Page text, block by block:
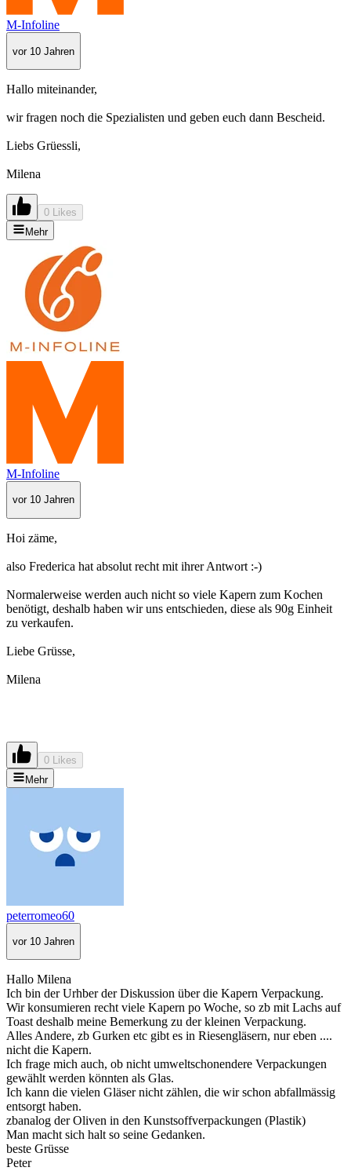
M-Infoline
vor 10 Jahren
Hallo miteinander,
wir fragen noch die Spezialisten und geben euch dann Bescheid.
Liebs Grüessli,
Milena
0 Likes
Mehr
M-Infoline
vor 10 Jahren
Hoi zäme,
also Frederica hat absolut recht mit ihrer Antwort :-)
Normalerweise werden auch nicht so viele Kapern zum Kochen
benötigt, deshalb haben wir uns entschieden, diese als 90g Einheit
zu verkaufen.
Liebe Grüsse,
Milena
0 Likes
Mehr
peterromeo60
vor 10 Jahren
Hallo Milena
Ich bin der Urhber der Diskussion über die Kapern Verpackung.
Wir konsumieren recht viele Kapern po Woche, so zb mit Lachs auf
Toast deshalb meine Bemerkung zu der kleinen Verpackung.
Alles Andere, zb Gurken etc gibt es in Riesengläsern, nur eben ....
nicht die Kapern.
Ich frage mich auch, ob nicht umweltschonendere Verpackungen
gewählt werden könnten als Glas.
Ich kann die vielen Gläser nicht zählen, die wir schon abfallmässig
entsorgt haben.
zbanalog der Oliven in den Kunstsoffverpackungen (Plastik)
Man macht sich halt so seine Gedanken.
beste Grüsse
Peter